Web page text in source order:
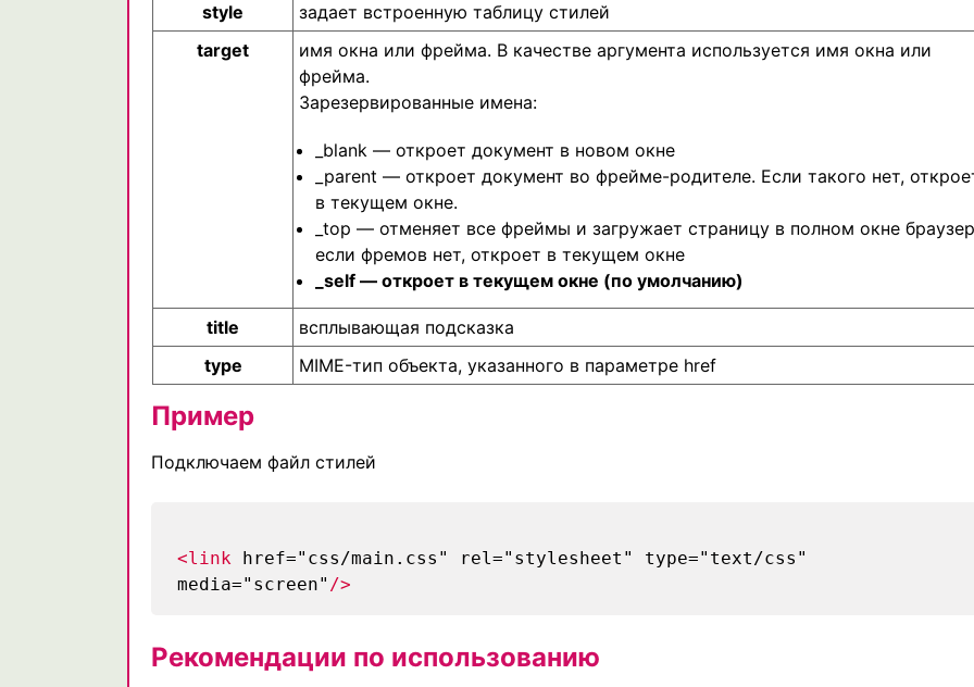
style
задает встроенную таблицу стилей
target
имя окна или фрейма. В качестве аргумента используется имя окна или
фрейма.
Зарезервированные имена:
_blank — откроет документ в новом окне
_parent — откроет документ во фрейме-родителе. Если такого нет,
в текущем окне.
_top — отменяет все фреймы и загружает страницу в полном окне
если фремов нет, откроет в текущем окне
_self — откроет в текущем окне (по умолчанию)
title
всплывающая подсказка
type
MIME-тип объекта, указанного в параметре href
Пример
Подключаем файл стилей
<link href="css/main.css" rel="stylesheet" type="text/css"
media="screen" />
Рекомендации по использованию